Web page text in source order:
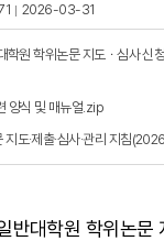
2026-03-31
원 학위논문 지도ㆍ심사 신
양식 및 매뉴얼.zip
지도·제출·심사·관리 지침
반대학원 학위논문